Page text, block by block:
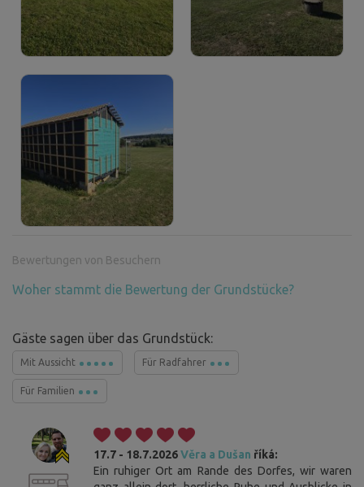
Bewertungen von Besuchern
Woher stammt die Bewertung der Grundstücke?
Gäste sagen über das Grundstück:
Mit Aussicht Für Radfahrer
Für Familien
17.7 - 18.7.2026Věra a Dušan říká:
Ein ruhiger Ort am Rande des Dorfes, wir waren